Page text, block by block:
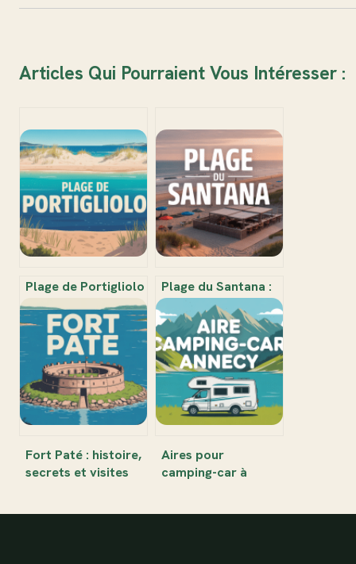
Articles Qui Pourraient Vous Intéresser :
Plage de Portigliolo
– arinella di
portigliolu : guide
complet pour
profiter de ce joyau
corse
Plage du Santana :
un joyau balnéaire
entre détente,
nature et
gourmandise
Fort Paté : histoire,
secrets et visites
Aires pour
camping-car à